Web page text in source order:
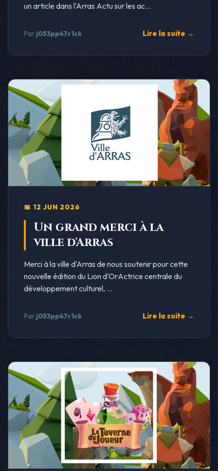
un article dans l'Arras Actu sur les ac...
Par j053pp47r1ck Lire la suite →
📅 12 JUN 2026
Un grand merci à la
ville d'Arras
Merci à la ville d'Arras de nous soutenir pour cette
nouvelle édition du Lion d'OrActrice centrale du
développement culturel, ...
Par j053pp47r1ck Lire la suite →